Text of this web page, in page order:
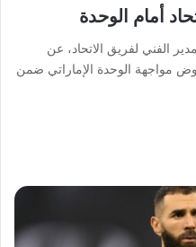
أمام الوحدة
الفني لفريق الاتحاد، عن
مواجهة الوحدة الإماراتي ضمن